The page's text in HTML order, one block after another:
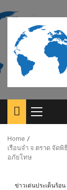
to
content
Primary
Menu
Home
เรือนจำ จ.ตราด จัด
อภัยโทษ
ข่าวเด่นประเด็นร้อน